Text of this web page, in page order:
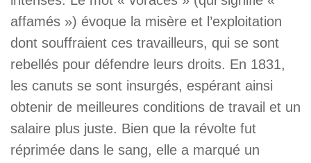
affamés ») évoque la misère et l’exploitation
dont souffraient ces travailleurs, qui se sont
rebellés pour défendre leurs droits. En 1831,
les canuts se sont insurgés, espérant ainsi
obtenir de meilleures conditions de travail et un
salaire plus juste. Bien que la révolte fut
réprimée dans le sang, elle a marqué un